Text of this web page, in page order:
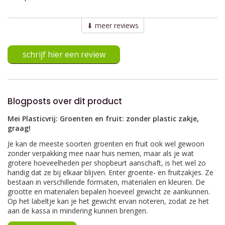
⬇︎ meer reviews
schrijf hier een review
Blogposts over dit product
Mei Plasticvrij: Groenten en fruit: zonder plastic zakje,
graag!
Je kan de meeste soorten groenten en fruit ook wel gewoon
zonder verpakking mee naar huis nemen, maar als je wat
grotere hoeveelheden per shopbeurt aanschaft, is het wel zo
handig dat ze bij elkaar blijven. Enter groente- en fruitzakjes. Ze
bestaan in verschillende formaten, materialen en kleuren. De
grootte en materialen bepalen hoeveel gewicht ze aankunnen.
Op het labeltje kan je het gewicht ervan noteren, zodat ze het
aan de kassa in mindering kunnen brengen.